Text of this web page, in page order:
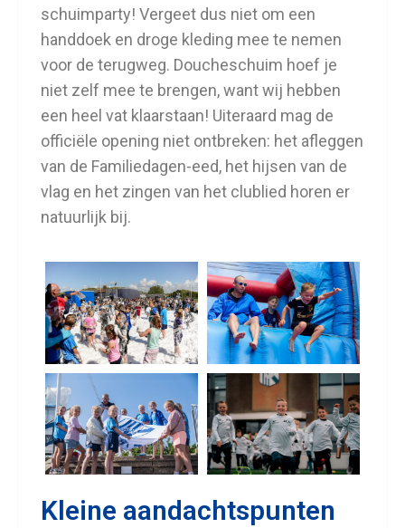
schuimparty! Vergeet dus niet om een
handdoek en droge kleding mee te nemen
voor de terugweg. Doucheschuim hoef je
niet zelf mee te brengen, want wij hebben
een heel vat klaarstaan! Uiteraard mag de
officiële opening niet ontbreken: het afleggen
van de Familiedagen-eed, het hijsen van de
vlag en het zingen van het clublied horen er
natuurlijk bij.
Kleine aandachtspunten